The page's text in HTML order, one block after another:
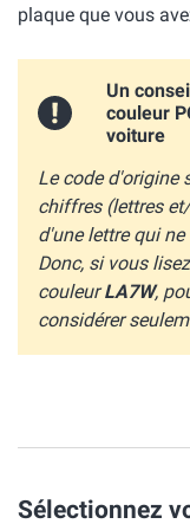
plaque que vous
Un
couleur
voiture
Le code d'origine
chiffres (lettres
d'une lettre qui
Donc, si vous
couleurLA7W,
considérer
Sélectionnez